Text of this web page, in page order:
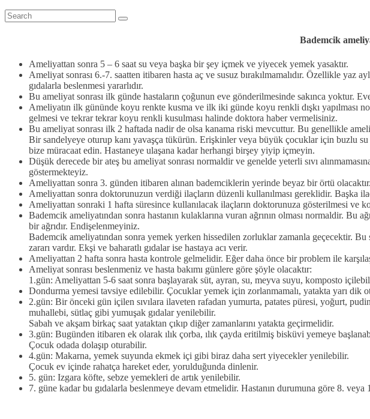
Bademcik
Ameliyattan sonra 5 – 6 saat su veya başka bir şey içmek ve yiyecek yemek yasaktır.
Ameliyat sonrası 6.-7. saatten itibaren hasta aç ve susuz bırakılmamalıdır. Özellikle yaz
gıdalarla beslenmesi yararlıdır.
Bu ameliyat sonrası ilk günde hastaların çoğunun eve gönderilmesinde sakınca yoktur.
Ameliyatın ilk gününde koyu renkte kusma ve ilk iki günde koyu renkli dışkı yapılması
gelmesi ve tekrar tekrar koyu renkli kusulması halinde doktora haber vermelisiniz.
Bu ameliyat sonrası ilk 2 haftada nadir de olsa kanama riski mevcuttur. Bu genellikle
Bir sandelyeye oturup kanı yavaşça tükürün. Erişkinler veya büyük çocuklar için buzlu
bize müracaat edin. Hastaneye ulaşana kadar herhangi birşey yiyip içmeyin.
Düşük derecede bir ateş bu ameliyat sonrası normaldir ve genelde yeterli sıvı
göstermekteyiz.
Ameliyattan sonra 3. günden itibaren alınan bademciklerin yerinde beyaz bir örtü
Ameliyattan sonra doktorunuzun verdiği ilaçların düzenli kullanılması gereklidir. Başka
Ameliyattan sonraki 1 hafta süresince kullanılacak ilaçların doktorunuza gösterilmesi ve
Bademcik ameliyatından sonra hastanın kulaklarına vuran ağrının olması normaldir.
bir ağrıdır. Endişelenmeyiniz.
Bademcik ameliyatından sonra yemek yerken hissedilen zorluklar zamanla geçecektir. Bu
zararı vardır. Ekşi ve baharatlı gıdalar ise hastaya acı verir.
Ameliyattan 2 hafta sonra hasta kontrole gelmelidir. Eğer daha önce bir problem ile
Ameliyat sonrası beslenmeniz ve hasta bakımı günlere göre şöyle olacaktır:
1.gün: Ameliyattan 5-6 saat sonra başlayarak süt, ayran, su, meyva suyu, komposto
Dondurma yemesi tavsiye edilebilir. Çocuklar yemek için zorlanmamalı, yatakta yarı dik
2.gün: Bir önceki gün içilen sıvılara ilaveten rafadan yumurta, patates püresi, yoğurt,
muhallebi, sütlaç gibi yumuşak gıdalar yenilebilir.
Sabah ve akşam birkaç saat yataktan çıkıp diğer zamanlarını yatakta geçirmelidir.
3.gün: Bugünden itibaren ek olarak ılık çorba, ılık çayda eritilmiş bisküvi yemeye
Çocuk odada dolaşıp oturabilir.
4.gün: Makarna, yemek suyunda ekmek içi gibi biraz daha sert yiyecekler yenilebilir.
Çocuk ev içinde rahatça hareket eder, yorulduğunda dinlenir.
5. gün: Izgara köfte, sebze yemekleri de artık yenilebilir.
7. güne kadar bu gıdalarla beslenmeye devam etmelidir. Hastanın durumuna göre 8.